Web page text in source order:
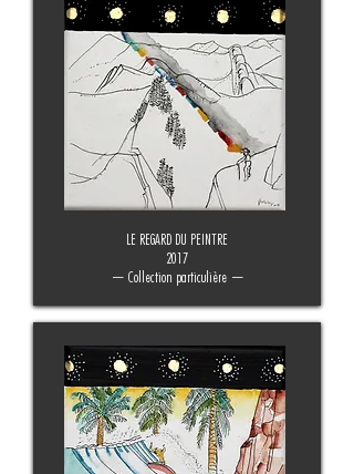
LE REGARD DU PEINTRE
2017
— Collection particulière —